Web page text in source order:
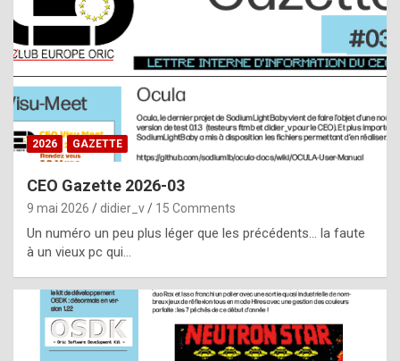
t
a
s
i
e
f
o
m
m
2026 GAZETTE
CEO Gazette 2026-03
9 mai 2026 didier_v 15 Comments
Un numéro un peu plus léger que les précédents… la faute
à un vieux pc qui…